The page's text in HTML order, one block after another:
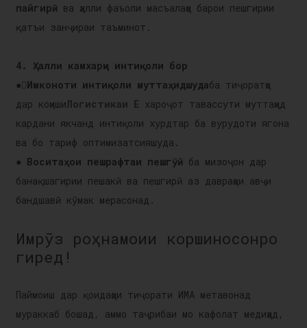
пайгирӣ ва ҳалли фаъоли масъалаҳо барои пешгирии
қатъи занҷираи таъминот.
4. Ҳалли камхарҷи интиқоли бор
●Имконоти интиқоли муттаҳидшудаба тиҷоратҳо
дар коҳишиЛогистикаи E хароҷот тавассути муттаҳид
кардани якчанд интиқоли хурдтар ба вурудоти ягона
ва бо тариф оптимизатсияшуда.
● Воситаҳои пешрафтаи пешгӯӣ ба мизоҷон дар
банақшагирии пешакӣ ва пешгирӣ аз давраҳои авҷи
бандшавӣ кӯмак мерасонад.
Имрӯз роҳнамоии коршиносонро
гиред!
Паймоиш дар қоидаҳои тиҷорати ИМА метавонад
мураккаб бошад, аммо таҷрибаи мо кафолат медиҳад,